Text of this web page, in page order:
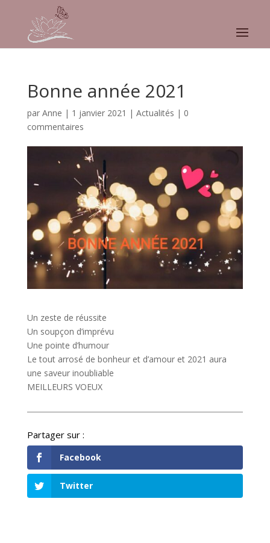
Bonne année 2021
par Anne | 1 janvier 2021 | Actualités | 0
commentaires
Un zeste de réussite
Un soupçon d’imprévu
Une pointe d’humour
Le tout arrosé de bonheur et d’amour et 2021 aura
une saveur inoubliable
MEILLEURS VOEUX
Facebook
Twitter